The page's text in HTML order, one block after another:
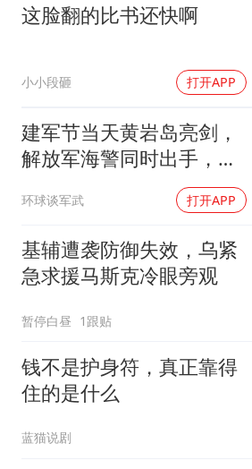
这脸翻的比书还快啊
小小段砸 打开APP
建军节当天黄岩岛亮剑，
解放军海警同时出手，菲
律宾的挑衅该收场了
环球谈军武 打开APP
基辅遭袭防御失效，乌紧
急求援马斯克冷眼旁观
暂停白昼 1跟贴
钱不是护身符，真正靠得
住的是什么
蓝猫说剧